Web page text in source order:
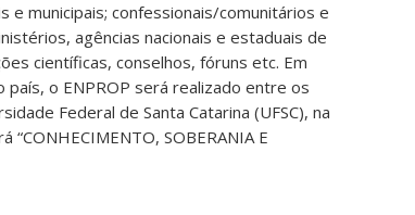
e municipais; confessionais/comunitários e
agências nacionais e estaduais de
científicas, conselhos, fóruns etc. Em
o ENPROP será realizado entre os
Federal de Santa Catarina (UFSC), na
SOBERANIA E